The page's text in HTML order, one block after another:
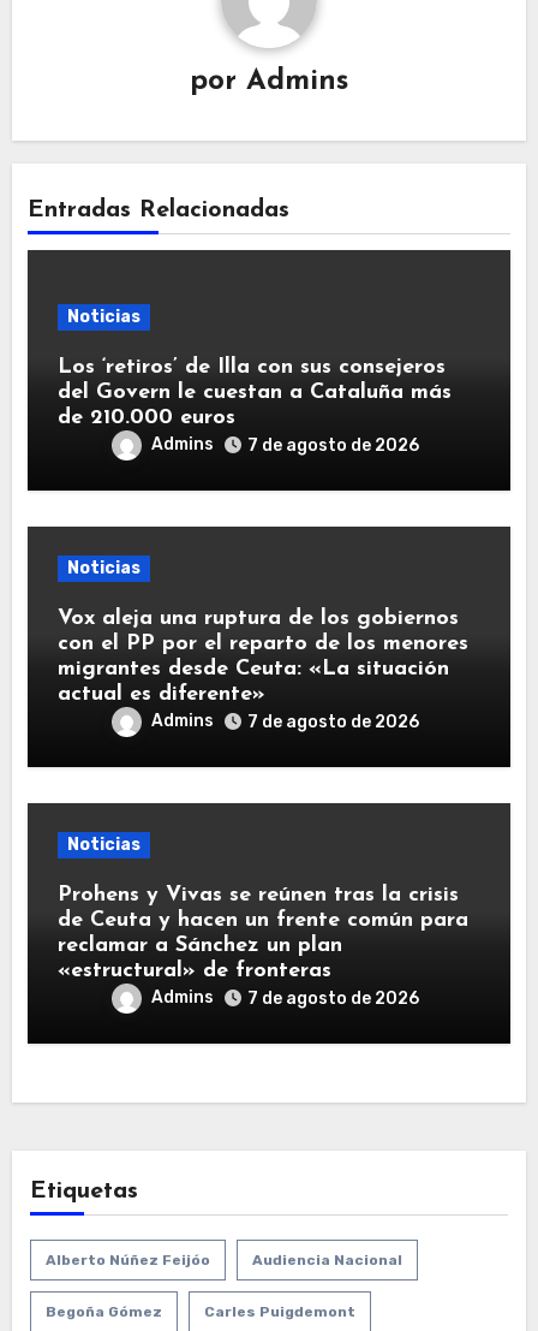
por Admins
Entradas Relacionadas
Noticias
Los ‘retiros’ de Illa con sus consejeros
del Govern le cuestan a Cataluña más
de 210.000 euros
Admins 7 de agosto de 2026
Noticias
Vox aleja una ruptura de los gobiernos
con el PP por el reparto de los menores
migrantes desde Ceuta: «La situación
actual es diferente»
Admins 7 de agosto de 2026
Noticias
Prohens y Vivas se reúnen tras la crisis
de Ceuta y hacen un frente común para
reclamar a Sánchez un plan
«estructural» de fronteras
Admins 7 de agosto de 2026
Etiquetas
Alberto Núñez Feijóo Audiencia Nacional
Begoña Gómez Carles Puigdemont